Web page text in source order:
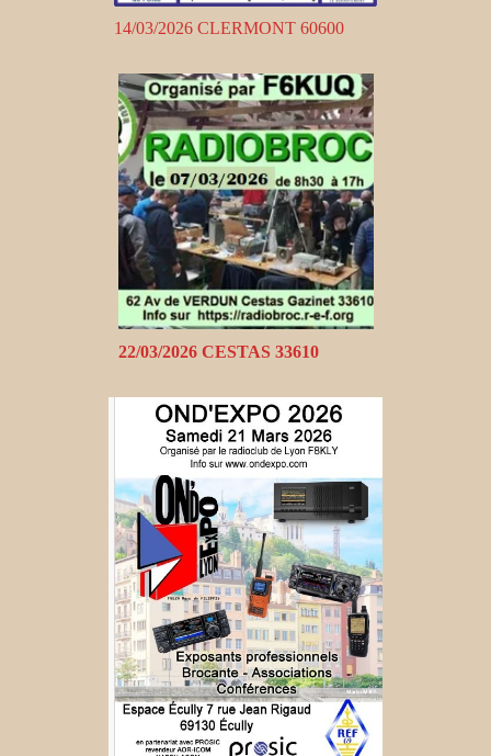
14/03/2026 CLERMONT 60600
22/03/2026 CESTAS 33610